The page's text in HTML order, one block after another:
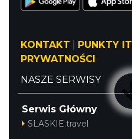
KONTAKT PUNKTY IT
PRYWATNOŚCI
NASZE SERWISY
Serwis Główny
SLASKIE.travel